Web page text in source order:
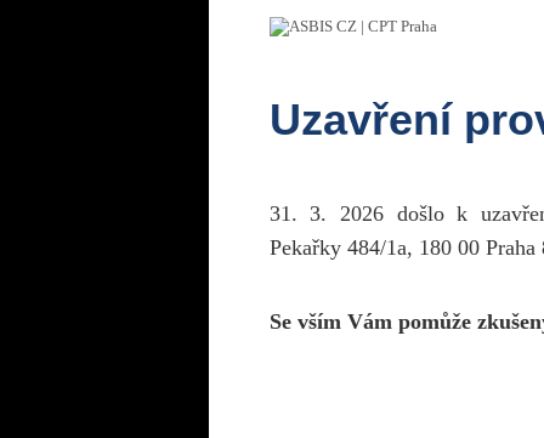
Uzavření
31. 3. 2026 došlo k
Pekařky 484/1a, 180 00 Praha
Se vším Vám pomůže